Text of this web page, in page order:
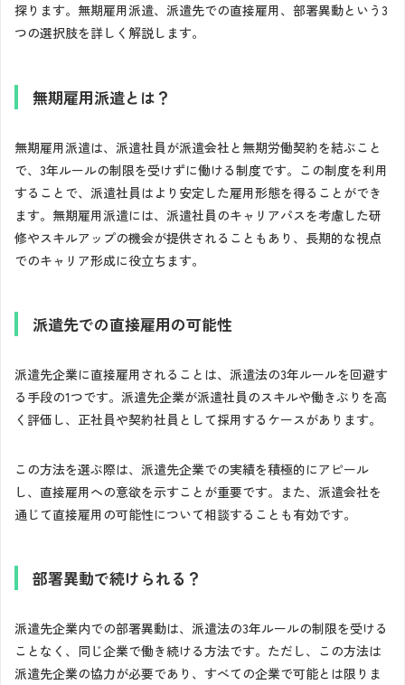
探ります。無期雇用派遣、派遣先での直接雇用、部署異動という3
つの選択肢を詳しく解説します。
無期雇用派遣とは？
無期雇用派遣は、派遣社員が派遣会社と無期労働契約を結ぶこと
で、3年ルールの制限を受けずに働ける制度です。この制度を利用
することで、派遣社員はより安定した雇用形態を得ることができ
ます。無期雇用派遣には、派遣社員のキャリアパスを考慮した研
修やスキルアップの機会が提供されることもあり、長期的な視点
でのキャリア形成に役立ちます。
派遣先での直接雇用の可能性
派遣先企業に直接雇用されることは、派遣法の3年ルールを回避す
る手段の1つです。派遣先企業が派遣社員のスキルや働きぶりを高
く評価し、正社員や契約社員として採用するケースがあります。
この方法を選ぶ際は、派遣先企業での実績を積極的にアピール
し、直接雇用への意欲を示すことが重要です。また、派遣会社を
通じて直接雇用の可能性について相談することも有効です。
部署異動で続けられる？
派遣先企業内での部署異動は、派遣法の3年ルールの制限を受ける
ことなく、同じ企業で働き続ける方法です。ただし、この方法は
派遣先企業の協力が必要であり、すべての企業で可能とは限りま